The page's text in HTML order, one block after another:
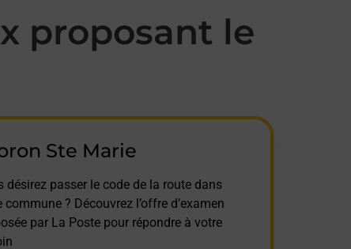
proposant le
Ste Marie
désirez passer le code de la route dans
commune ? Découvrez l’offre d’examen
par La Poste pour répondre à votre